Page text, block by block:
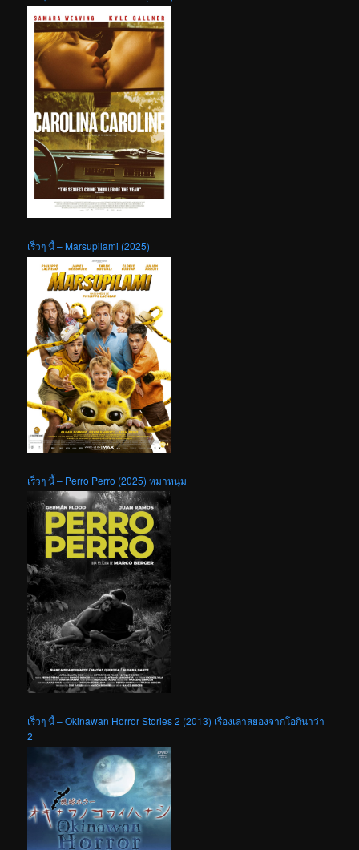
เร็วๆ นี้ – Marsupilami (2025)
เร็วๆ นี้ – Perro Perro (2025) หมาหนุ่ม
เร็วๆ นี้ – Okinawan Horror Stories 2 (2013) เรื่องเล่าสยองจากโอกินาว่า
2